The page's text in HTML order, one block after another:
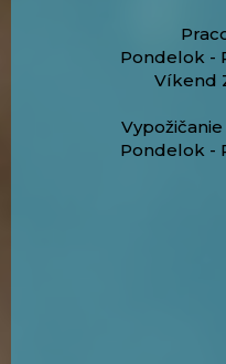
Pondelok -
Víkend
Pondelok -